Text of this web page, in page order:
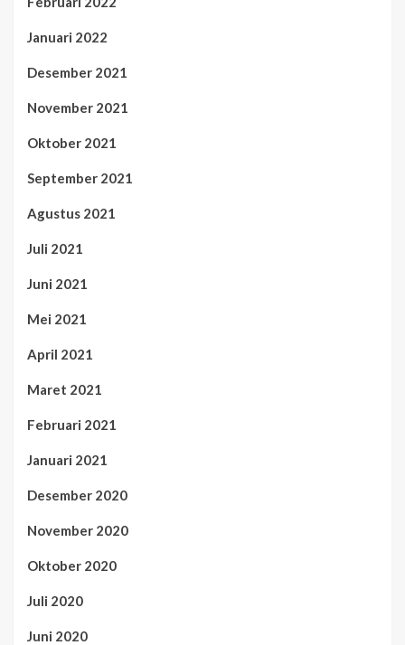
Januari 2022
Desember 2021
November 2021
Oktober 2021
September 2021
Agustus 2021
Juli 2021
Juni 2021
Mei 2021
April 2021
Maret 2021
Februari 2021
Januari 2021
Desember 2020
November 2020
Oktober 2020
Juli 2020
Juni 2020